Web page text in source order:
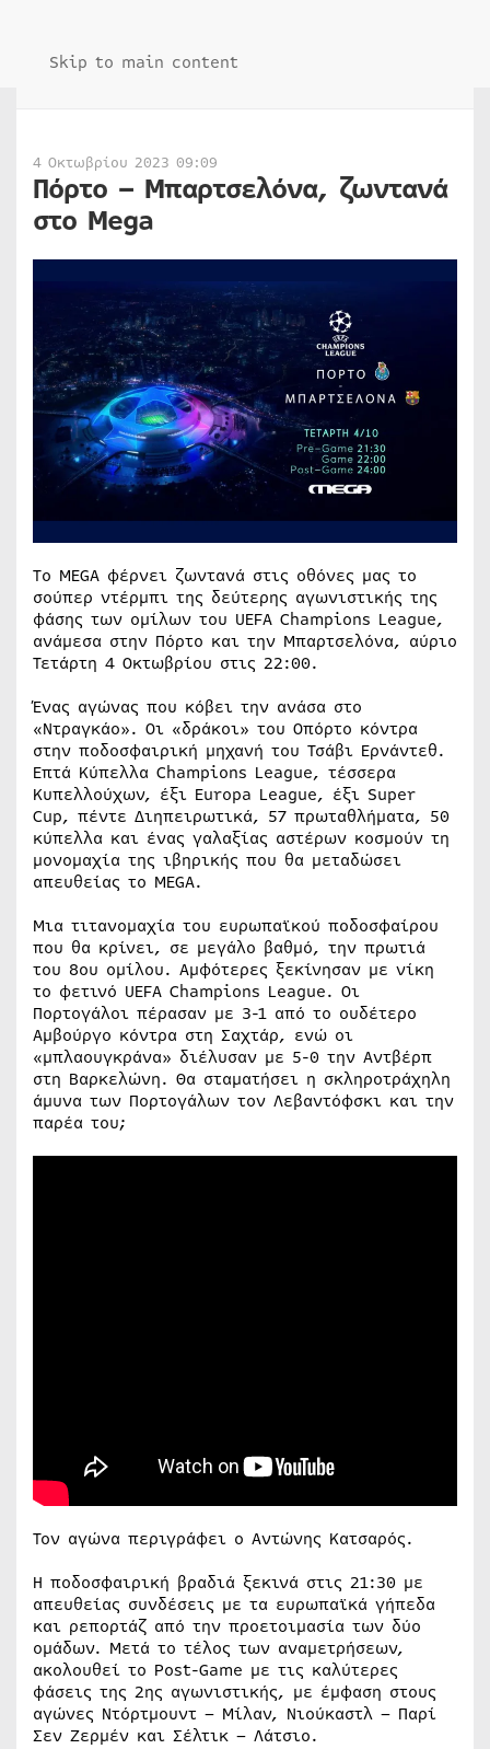
Skip to main content
4 Οκτωβρίου 2023 09:09
Πόρτο – Μπαρτσελόνα, ζωντανά
στο Mega
To MEGA φέρνει ζωντανά στις οθόνες μας το
σούπερ ντέρμπι της δεύτερης αγωνιστικής της
φάσης των ομίλων του UEFA Champions League,
ανάμεσα στην Πόρτο και την Μπαρτσελόνα, αύριο
Τετάρτη 4 Οκτωβρίου στις 22:00.
Ένας αγώνας που κόβει την ανάσα στο
«Ντραγκάο». Οι «δράκοι» του Οπόρτο κόντρα
στην ποδοσφαιρική μηχανή του Τσάβι Ερνάντεθ.
Επτά Κύπελλα Champions League, τέσσερα
Κυπελλούχων, έξι Europa League, έξι Super
Cup, πέντε Διηπειρωτικά, 57 πρωταθλήματα, 50
κύπελλα και ένας γαλαξίας αστέρων κοσμούν τη
μονομαχία της ιβηρικής που θα μεταδώσει
απευθείας το MEGA.
Μια τιτανομαχία του ευρωπαϊκού ποδοσφαίρου
που θα κρίνει, σε μεγάλο βαθμό, την πρωτιά
του 8ου ομίλου. Αμφότερες ξεκίνησαν με νίκη
το φετινό UEFA Champions League. Οι
Πορτογάλοι πέρασαν με 3-1 από το ουδέτερο
Αμβούργο κόντρα στη Σαχτάρ, ενώ οι
«μπλαουγκράνα» διέλυσαν με 5-0 την Αντβέρπ
στη Βαρκελώνη. Θα σταματήσει η σκληροτράχηλη
άμυνα των Πορτογάλων τον Λεβαντόφσκι και την
παρέα του;
Τον αγώνα περιγράφει ο Αντώνης Κατσαρός.
Η ποδοσφαιρική βραδιά ξεκινά στις 21:30 με
απευθείας συνδέσεις με τα ευρωπαϊκά γήπεδα
και ρεπορτάζ από την προετοιμασία των δύο
ομάδων. Μετά το τέλος των αναμετρήσεων,
ακολουθεί το Post-Game με τις καλύτερες
φάσεις της 2ης αγωνιστικής, με έμφαση στους
αγώνες Ντόρτμουντ – Μίλαν, Νιούκαστλ – Παρί
Σεν Ζερμέν και Σέλτικ – Λάτσιο.